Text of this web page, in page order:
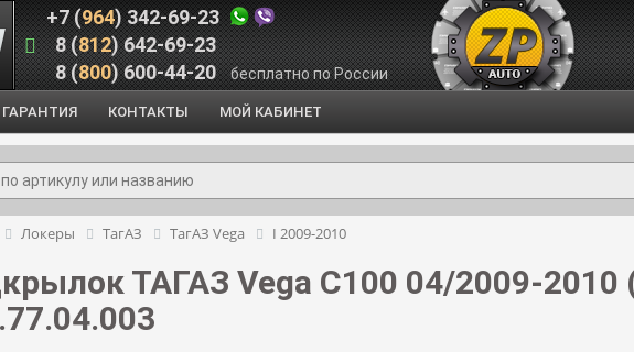
+7 (964) 342-69-23
8 (812) 642-69-23
8 (800) 600-44-20 бесплатно по России
ГАРАНТИЯ КОНТАКТЫ МОЙ КАБИНЕТ
Локеры ТагАЗ ТагАЗ Vega I 2009-2010
ТАГАЗ Vega C100 04/2009-2010